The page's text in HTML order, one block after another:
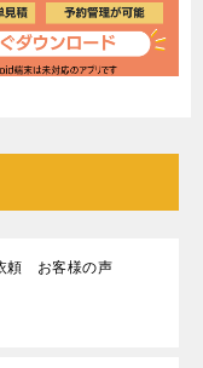
頼 お客様の声